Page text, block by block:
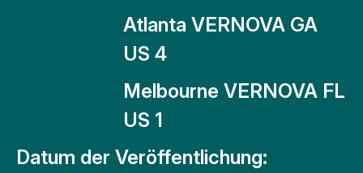
Atlanta VERNOVA GA
US 4
Melbourne VERNOVA FL
US 1
Datum der Veröffentlichung: